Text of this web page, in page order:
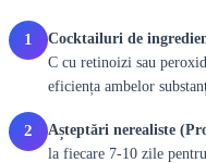
1 Cocktailuri de
C cu retinoizi sau
eficiența ambelor
2 Așteptări nerealiste
la fiecare 7-10 zile